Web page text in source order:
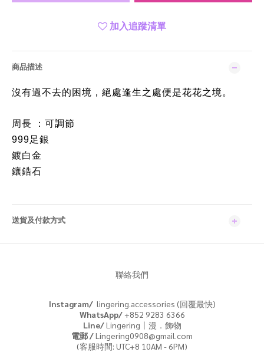
加入追蹤清單
商品描述
沒有過不去的困境，絕處逢生之處便是花花之境。
周長 ：可調節
999足銀
鍍白金
鑲鋯石
送貨及付款方式
聯絡我們
Instagram/ lingering.accessories (回覆最快)
WhatsApp/+852 9283 6366
Line/Lingering丨漫．飾物
電郵 /Lingering0908@gmail.com
(客服時間: UTC+8 10AM - 6PM)